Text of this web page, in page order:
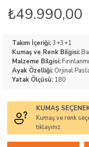
KUMAŞ
Kumaş ve renk
tıklayınız
Takım İçeriği:3+3+1
Kumaş ve Renk Bilgisi:
Malzeme Bilgisi:
Ayak Özelliği: Orjinal
Yatak Ölçüsü: 180
₺49.990,00